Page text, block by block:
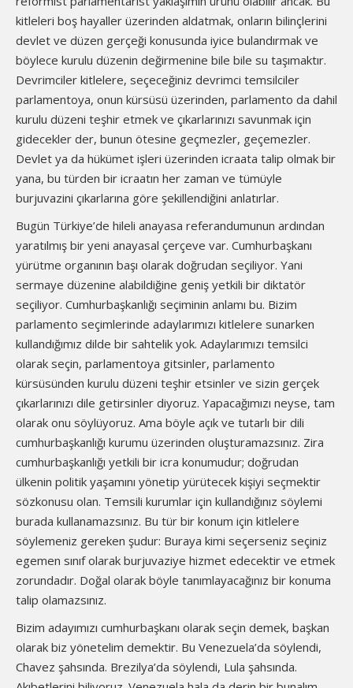
kitleleri boş hayaller üzerinden aldatmak, onların bilinçlerini
devlet ve düzen gerçeği konusunda iyice bulandırmak ve
böylece kurulu düzenin değirmenine bile bile su taşımaktır.
Devrimciler kitlelere, seçeceğiniz devrimci temsilciler
parlamentoya, onun kürsüsü üzerinden, parlamento da dahil
kurulu düzeni teşhir etmek ve çıkarlarınızı savunmak için
gidecekler der, bunun ötesine geçmezler, geçemezler.
Devlet ya da hükümet işleri üzerinden icraata talip olmak bir
yana, bu türden bir icraatın her zaman ve tümüyle
burjuvazini çıkarlarına göre şekillendiğini anlatırlar.
Bugün Türkiye’de hileli anayasa referandumunun ardından
yaratılmış bir yeni anayasal çerçeve var. Cumhurbaşkanı
yürütme organının başı olarak doğrudan seçiliyor. Yani
sermaye düzenine alabildiğine geniş yetkili bir diktatör
seçiliyor. Cumhurbaşkanlığı seçiminin anlamı bu. Bizim
parlamento seçimlerinde adaylarımızı kitlelere sunarken
kullandığımız dilde bir sahtelik yok. Adaylarımızı temsilci
olarak seçin, parlamentoya gitsinler, parlamento
kürsüsünden kurulu düzeni teşhir etsinler ve sizin gerçek
çıkarlarınızı dile getirsinler diyoruz. Yapacağımızı neyse, tam
olarak onu söylüyoruz. Ama böyle açık ve tutarlı bir dili
cumhurbaşkanlığı kurumu üzerinden oluşturamazsınız. Zira
cumhurbaşkanlığı yetkili bir icra konumudur; doğrudan
ülkenin politik yaşamını yönetip yürütecek kişiyi seçmektir
sözkonusu olan. Temsili kurumlar için kullandığınız söylemi
burada kullanamazsınız. Bu tür bir konum için kitlelere
söylemeniz gereken şudur: Buraya kimi seçerseniz seçiniz
egemen sınıf olarak burjuvaziye hizmet edecektir ve etmek
zorundadır. Doğal olarak böyle tanımlayacağınız bir konuma
talip olamazsınız.
Bizim adayımızı cumhurbaşkanı olarak seçin demek, başkan
olarak biz yönetelim demektir. Bu Venezuela’da söylendi,
Chavez şahsında. Brezilya’da söylendi, Lula şahsında.